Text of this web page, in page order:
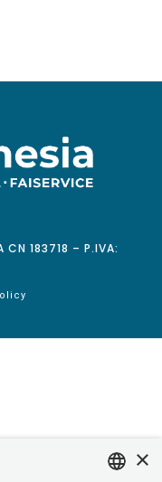
CN 183718 – P.IVA:
×